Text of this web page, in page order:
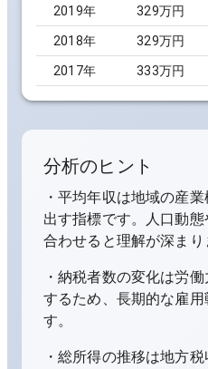
2019年 329万円
2018年 329万円
2017年 333万円
分析のヒント
・平均年収は地域の産
出す指標です。人口動
合わせると理解が深まり
・納税者数の変化は労
するため、長期的な雇用
す。
・総所得の推移は地方